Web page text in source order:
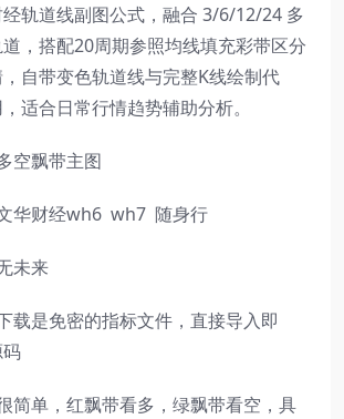
轨道线副图公式，融合 3/6/12/24 多
，搭配20周期参照均线填充彩带区分
自带变色轨道线与完整K线绘制代
适合日常行情趋势辅助分析。
空飘带主图
华财经wh6 wh7 随身行
未来
载是免密的指标文件，直接导入即
简单，红飘带看多，绿飘带看空，具